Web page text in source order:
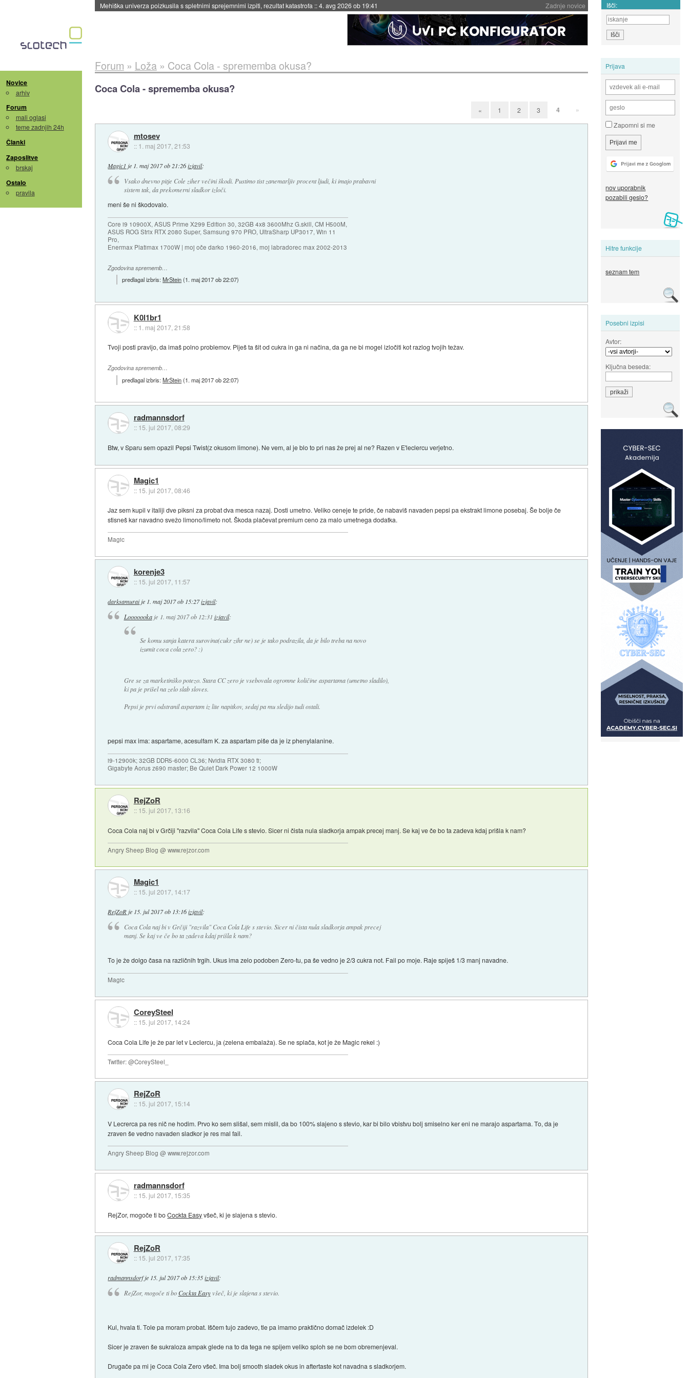
Zadnje novice
Evropska vesoljska agencija razvija svojo raketo za večkratno uporabo::4. avg 2026 ob 19:41 Išči:
Novice
arhiv
Forum
mali oglasi
teme zadnjih 24h
Članki
Zaposlitve
brskaj
Ostalo
pravila
Prijava
Zapomni si me
nov uporabnik
pozabili geslo?
Hitre funkcije
seznam tem
Posebni izpisi
Avtor:
Ključna beseda:
Forum » Loža» Coca Cola - sprememba okusa?
Coca Cola - sprememba okusa?
« 1 2 3 4 »
mtosev
:: 1. maj 2017, 21:53
Magic1 je 1. maj 2017 ob 21:26 izjavil:
Vsako dnevno pitje Cole ziher večini škodi. Pustimo tist zanemarljiv procent ljudi, ki imajo prabavni
sistem tak, da prekomerni sladkor izloči.
meni še ni škodovalo.
Core i9 10900X, ASUS Prime X299 Edition 30, 32GB 4x8 3600Mhz G.skill, CM H500M,
ASUS ROG Strix RTX 2080 Super, Samsung 970 PRO, UltraSharp UP3017, Win 11
Pro,
Enermax Platimax 1700W | moj oče darko 1960-2016, moj labradorec max 2002-2013
Zgodovina sprememb…
predlagal izbris:MrStein(1. maj 2017 ob 22:07)
K0l1br1
:: 1. maj 2017, 21:58
Tvoji posti pravijo, da imaš polno problemov. Piješ ta šit od cukra in ga ni načina, da ga ne bi mogel izločiti kot razlog tvojih težav.
Zgodovina sprememb…
predlagal izbris:MrStein(1. maj 2017 ob 22:07)
radmannsdorf
:: 15. jul 2017, 08:29
Btw, v Sparu sem opazil Pepsi Twist(z okusom limone). Ne vem, al je blo to pri nas že prej al ne? Razen v E'leclercu verjetno.
Magic1
:: 15. jul 2017, 08:46
Jaz sem kupil v italiji dve piksni za probat dva mesca nazaj. Dosti umetno. Veliko ceneje te pride, če nabaviš navaden pepsi pa ekstrakt limone posebaj. Še bolje če
stisneš kar navadno svežo limono/limeto not. Škoda plačevat premium ceno za malo umetnega dodatka.
Magic
korenje3
:: 15. jul 2017, 11:57
darksamuraije 1. maj 2017 ob 15:27izjavil:
Looooookaje 1. maj 2017 ob 12:31 izjavil:
Se komu sanja katera surovina(cukr zihr ne) se je tako podrazila, da je bilo treba na novo
izumit coca cola zero? :)
Gre se za marketinško potezo. Stara CC zero je vsebovala ogromne količine aspartama (umetno sladilo),
ki pa je prišel na zelo slab sloves.
Pepsi je prvi odstranil aspartam iz lite napitkov, sedaj pa mu sledijo tudi ostali.
pepsi max ima: aspartame, acesulfam K. za aspartam piše da je iz phenylalanine.
i9-12900k; 32GB DDR5-6000 CL36; Nvidia RTX 3080 ti;
Gigabyte Aorus z690 master; Be Quiet Dark Power 12 1000W
RejZoR
:: 15. jul 2017, 13:16
Coca Cola naj bi v Grčiji "razvila" Coca Cola Life s stevio. Sicer ni čista nula sladkorja ampak precej manj. Se kaj ve če bo ta zadeva kdaj prišla k nam?
Angry Sheep Blog @ www.rejzor.com
Magic1
:: 15. jul 2017, 14:17
RejZoR je 15. jul 2017 ob 13:16 izjavil:
Coca Cola naj bi v Grčiji "razvila" Coca Cola Life s stevio. Sicer ni čista nula sladkorja ampak precej
manj. Se kaj ve če bo ta zadeva kdaj prišla k nam?
To je že dolgo časa na različnih trgih. Ukus ima zelo podoben Zero-tu, pa še vedno je 2/3 cukra not. Fail po moje. Raje spiješ 1/3 manj navadne.
Magic
CoreySteel
:: 15. jul 2017, 14:24
Coca Cola Life je že par let v Leclercu, ja (zelena embalaža). Se ne splača, kot je že Magic rekel :)
Twitter: @CoreySteel_
RejZoR
:: 15. jul 2017, 15:14
V Lecrerca pa res nič ne hodim. Prvo ko sem slišal, sem mislil, da bo 100% slajeno s stevio, kar bi bilo vbistvu bolj smiselno ker eni ne marajo aspartama. To, da je
zraven še vedno navaden sladkor je res mal fail.
Angry Sheep Blog @ www.rejzor.com
radmannsdorf
:: 15. jul 2017, 15:35
RejZor, mogoče ti boCockta Easyvšeč, ki je slajena s stevio.
RejZoR
:: 15. jul 2017, 17:35
radmannsdorfje 15. jul 2017 ob 15:35 izjavil:
RejZor, mogoče ti boCockta Easyvšeč, ki je slajena s stevio.
Kul, hvala ti. Tole pa moram probat. Iščem tujo zadevo, tle pa imamo praktično domač izdelek :D
Sicer je zraven še sukraloza ampak glede na to da tega ne spijem veliko sploh se ne bom obremenjeval.
Drugače pa mi je Coca Cola Zero všeč. Ima bolj smooth sladek okus in aftertaste kot navadna s sladkorjem.